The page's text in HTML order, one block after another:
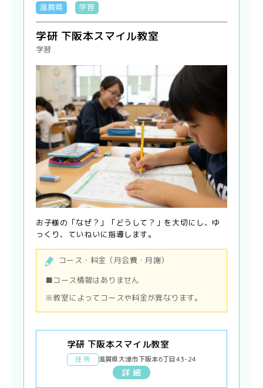
滋賀県 学習
学研 下阪本スマイル教室
学習
お子様の「なぜ？」「どうして？」を大切にし、ゆ
っくり、ていねいに指導します。
コース・料金（月会費・月謝）
■コース情報はありません
※教室によってコースや料金が異なります。
学研 下阪本スマイル教室
住 所 滋賀県大津市下阪本6丁目43-24
詳 細